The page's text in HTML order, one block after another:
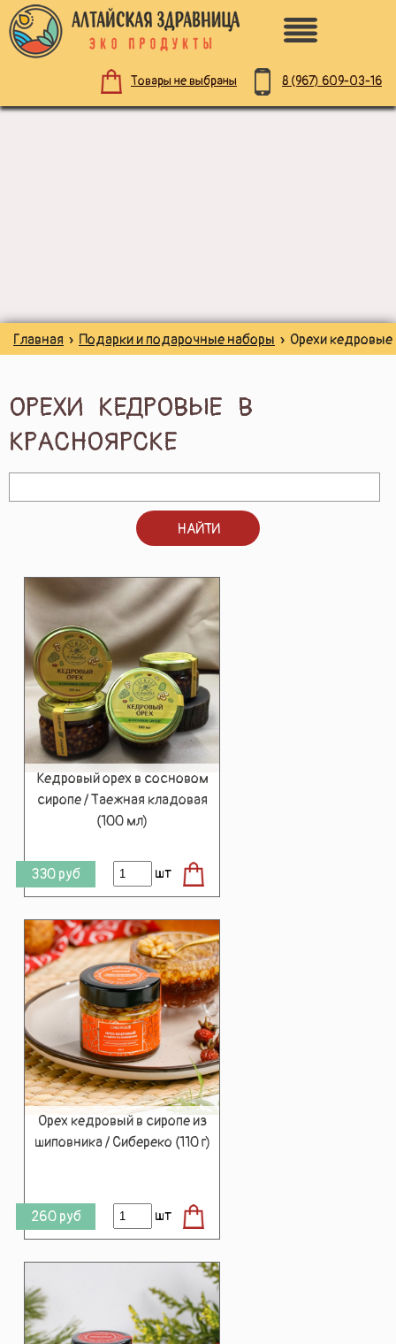
ПО НАЗНАЧЕНИЮ
ДЛЯ ДЕТЕЙ
ПОДАРКИ И ПОДАРОЧНЫЕ НАБОРЫ
БЛОГ
КОНТАКТЫ
8 (967) 609-03-16
Товары не выбраны
Главная » Подарки и подарочные наборы » Орехи кедровые
ОРЕХИ КЕДРОВЫЕ В
КРАСНОЯРСКЕ
НАЙТИ
Кедровый орех в сосновом
сиропе / Таежная кладовая
(100 мл)
330 руб шт
Орех кедровый в сиропе из
шиповника / Сибереко (110 г)
260 руб шт